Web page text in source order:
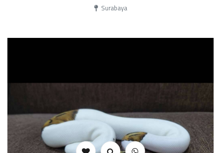
Surabaya